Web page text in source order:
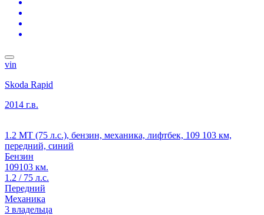
vin
Skoda Rapid
2014 г.в.
1.2 MT (75 л.с.), бензин, механика, лифтбек, 109 103 км,
передний, синий
Бензин
109103 км.
1.2 / 75 л.с.
Передний
Механика
3 владельца